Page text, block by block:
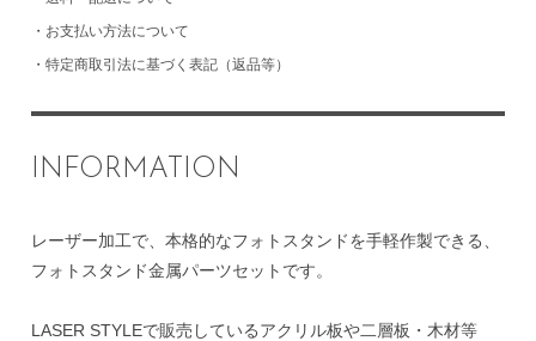
・ お支払い方法について
・ 特定商取引法に基づく表記（返品等）
INFORMATION
レーザー加工で、本格的なフォトスタンドを手軽作製できる、
フォトスタンド金属パーツセットです。
LASER STYLEで販売しているアクリル板や二層板・木材等